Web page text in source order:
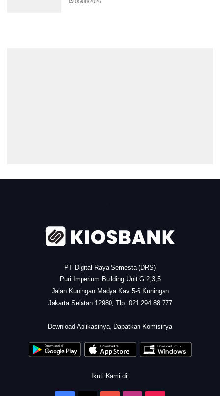
05/08/2026
PT Digital Raya Semesta (DRS)
Puri Imperium Building Unit G 2,3,5
Jalan Kuningan Madya Kav 5-6 Kuningan
Jakarta Selatan 12980, Tlp. 021 294 88 777
Download Aplikasinya, Dapatkan Komisinya
Ikuti Kami di: